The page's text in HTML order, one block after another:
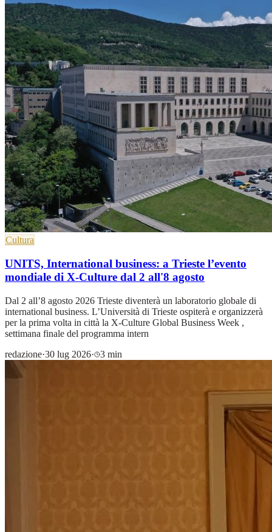
Cultura
UNITS, International business: a Trieste l’evento
mondiale di X-Culture dal 2 all'8 agosto
Dal 2 all’8 agosto 2026 Trieste diventerà un laboratorio globale di
international business. L’Università di Trieste ospiterà e organizzerà
per la prima volta in città la X-Culture Global Business Week ,
settimana finale del programma intern
redazione·30 lug 2026· 3 min